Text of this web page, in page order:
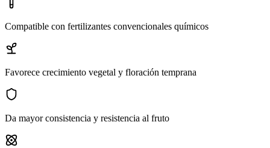
Compatible con fertilizantes convencionales químicos
Favorece crecimiento vegetal y floración temprana
Da mayor consistencia y resistencia al fruto